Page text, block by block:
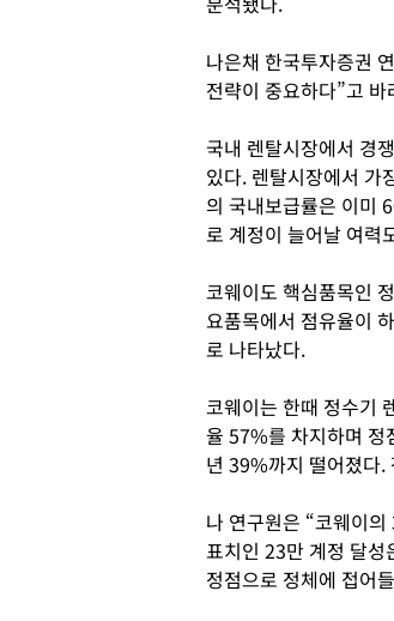
나은채 한국투자증권
전략이 중요하다”고 바
국내 렌탈시장에서 경
있다. 렌탈시장에서 가
의 국내보급률은 이미
로 계정이 늘어날 여력
코웨이도 핵심품목인
요품목에서 점유율이
로 나타났다.
코웨이는 한때 정수기
율 57%를 차지하며
년 39%까지 떨어졌다.
나 연구원은 “코웨이
표치인 23만 계정 달성
정점으로 정체에 접어